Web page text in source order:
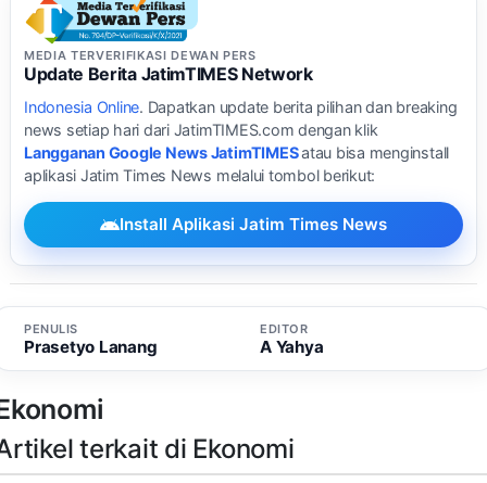
MEDIA TERVERIFIKASI DEWAN PERS
Update Berita JatimTIMES Network
Indonesia Online. Dapatkan update berita pilihan dan breaking
news setiap hari dari JatimTIMES.com dengan klik
Langganan Google News JatimTIMESatau bisa menginstall
aplikasi Jatim Times News melalui tombol berikut:
Install Aplikasi Jatim Times News
PENULIS
Prasetyo Lanang
EDITOR
A Yahya
terkait di Ekonomi